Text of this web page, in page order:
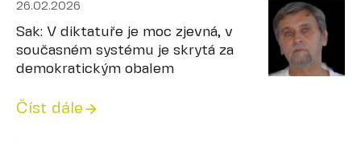
26.02.2026
Sak: V diktatuře je moc zjevná, v
současném systému je skrytá za
demokratickým obalem
Číst dále